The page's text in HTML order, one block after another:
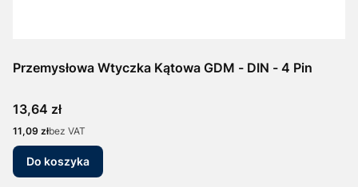
Przemysłowa Wtyczka Kątowa GDM - DIN - 4 Pin
Cena
13,64 zł
Cena
11,09 złbez VAT
Do koszyka